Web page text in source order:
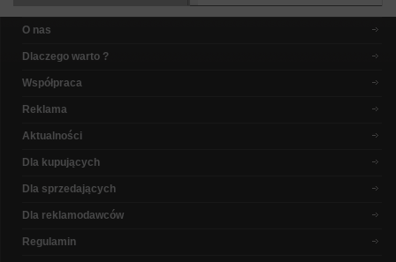
O nas
Dlaczego warto ?
Współpraca
Reklama
Aktualności
Dla kupujących
Dla sprzedających
Dla reklamodawców
Regulamin